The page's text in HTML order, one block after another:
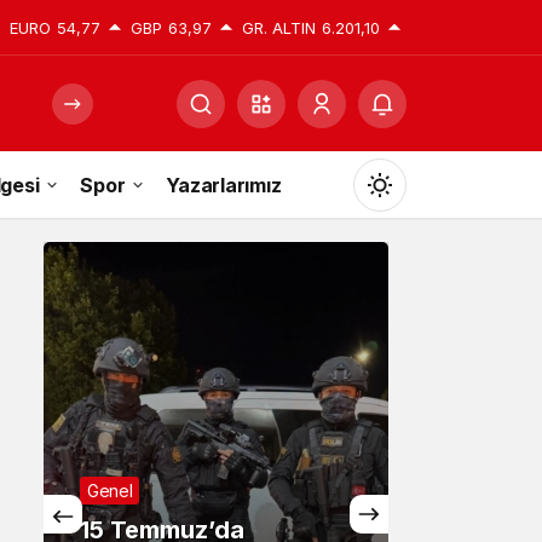
EURO 54,77 GBP 63,97 GR. ALTIN 6.201,10
Spor Yazarlarımız
Mod
değiştir
Gündüz Modu
Gündüz modunu seçin.
Gece Modu
Gece modunu seçin.